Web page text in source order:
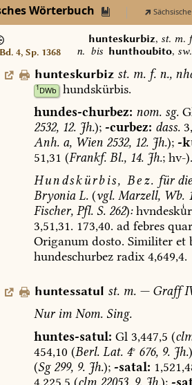
Wörterbuch
m. f. n.
sw. m.
f.
sw. f.
Bd. 4, Sp. 1368
hunteskurbiz, st. m.
n. bis hunthoubito,
hunteskurbiz st. m. f. n.,
1DWb hundskürbis.
hundes-churbez: nom.sg.
2532, 12.Jh.); -curbez: dass.
Anh.a,Wien 2532,12.Jh.); -
51,31 (Frankf.Bl.,14.Jh.; hv-).
Hundskürbis, Bez. für
BryoniaL. (vgl.Marzell,Wb.
Fischer,Pfl.S.262):
3,51,31. 173,40. adfebres
Origanumdosto. Similiteret
hundeschurbezradix4,649,4.
huntessatul st. m. —Graff
NurimNom.Sing.
huntes-satul: Gl3,447,5 (
454,10 (Berl.Lat.4° 676,9.Jh.
(Sg299,9.Jh.); -satal:
4,225,5 (clm22053,9.Jh.); -